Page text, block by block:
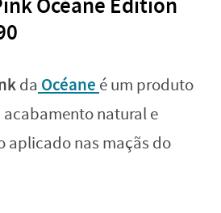
da Océane é um produto
natural e
aplicado nas maçãs do